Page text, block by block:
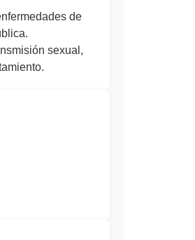
de
sexual,